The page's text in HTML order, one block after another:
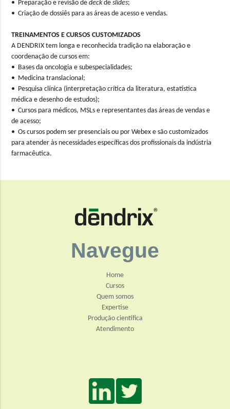
• Preparação e revisão dedeckdeslides;
• Criação de dossiês para as áreas de acesso e vendas.
TREINAMENTOS E CURSOS CUSTOMIZADOS
A DENDRIX tem longa e reconhecida tradição na elaboração e
coordenação de cursos em:
• Bases da oncologia e subespecialidades;
• Medicina translacional;
• Pesquisa clínica (interpretação crítica da literatura, estatística
médica e desenho de estudos);
• Cursos para médicos, MSLs e representantes das áreas de vendas e
de acesso;
• Os cursos podem ser presenciais ou por Webex e são customizados
para atender às necessidades específicas dos profissionais da indústria
farmacêutica.
Navegue
Home
Cursos
Quem somos
Expertise
Produção científica
Atendimento